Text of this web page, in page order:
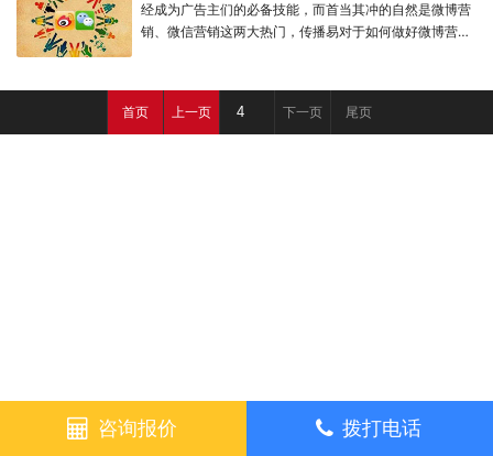
经成为广告主们的必备技能，而首当其冲的自然是微博营
销、微信营销这两大热门，传播易对于如何做好微博营
首页 上一页 下一页 尾页
咨询报价 拨打电话